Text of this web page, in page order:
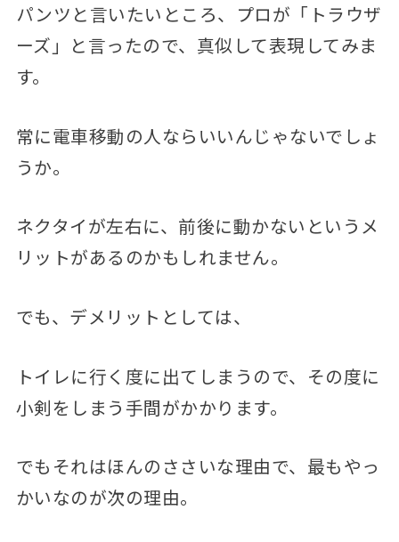
パンツと言いたいところ、プロが「トラウザ
ーズ」と言ったので、真似して表現してみま
す。
常に電車移動の人ならいいんじゃないでしょ
うか。
ネクタイが左右に、前後に動かないというメ
リットがあるのかもしれません。
でも、デメリットとしては、
トイレに行く度に出てしまうので、その度に
小剣をしまう手間がかかります。
でもそれはほんのささいな理由で、最もやっ
かいなのが次の理由。